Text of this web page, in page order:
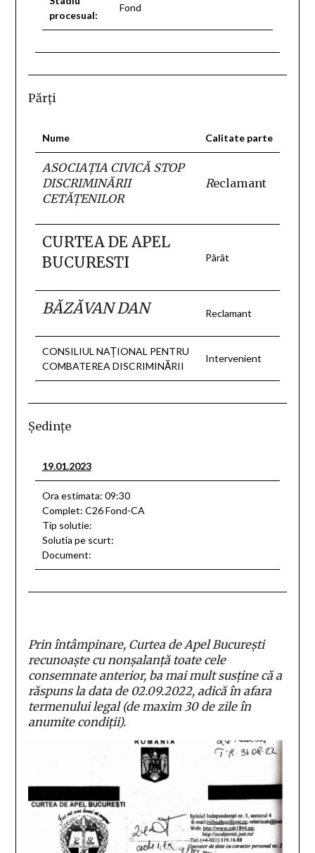
procesual:
Fond
Părţi
Nume Calitate parte
ASOCIAŢIA CIVICĂ STOP
DISCRIMINĂRII
CETĂŢENILOR
Reclamant
CURTEA DE APEL
BUCURESTI
Pârât
BĂZĂVAN DAN Reclamant
CONSILIUL NAŢIONAL PENTRU
COMBATEREA DISCRIMINĂRII
Intervenient
Şedinţe
19.01.2023
Ora estimata: 09:30
Complet: C26 Fond-CA
Tip solutie:
Solutia pe scurt:
Document:
Prin întâmpinare, Curtea de Apel București
recunoaște cu nonșalanță toate cele
consemnate anterior, ba mai mult susține că a
răspuns la data de 02.09.2022, adică în afara
termenului legal (de maxim 30 de zile în
anumite condiții).